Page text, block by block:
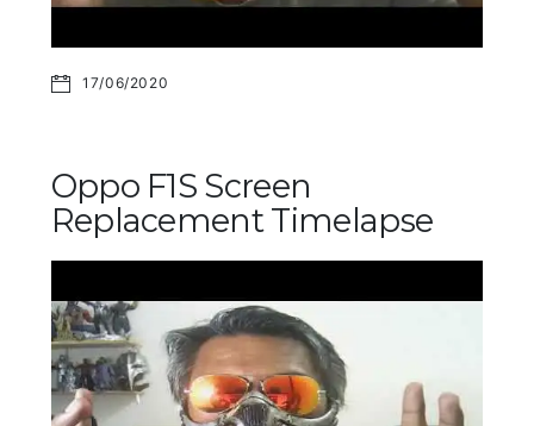
17/06/2020
Oppo F1S Screen
Replacement Timelapse